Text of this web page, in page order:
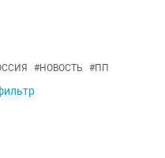
#НОВОСТЬ #ПП